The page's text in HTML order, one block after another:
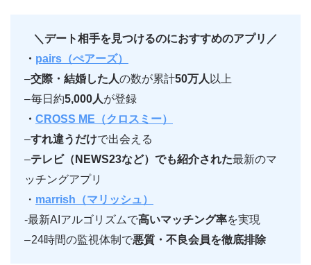
＼デート相手を見つけるのにおすすめのアプリ／
・ pairs（ぺアーズ）
–交際・結婚した人の数が累計50万人 以上
–毎日約5,000人が登録
・ CROSS ME（クロスミー）
–すれ違うだけで出会える
–テレビ（NEWS23など）でも紹介された最新のマ
ッチングアプリ
・ marrish（マリッシュ）
-最新AIアルゴリズムで高いマッチング率を実現
–24時間の監視体制で悪質・不良会員を徹底排除